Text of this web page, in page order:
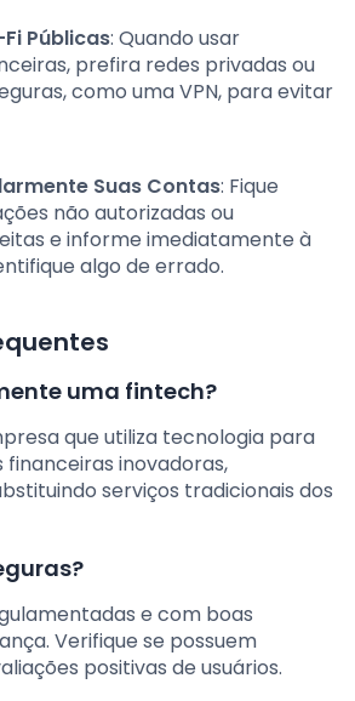
Públicas: Quando usar
prefira redes privadas ou
como uma VPN, para evitar
Suas Contas: Fique
não autorizadas ou
e informe imediatamente à
algo de errado.
uma fintech?
que utiliza tecnologia para
inovadoras,
serviços tradicionais dos
e com boas
Verifique se possuem
positivas de usuários.